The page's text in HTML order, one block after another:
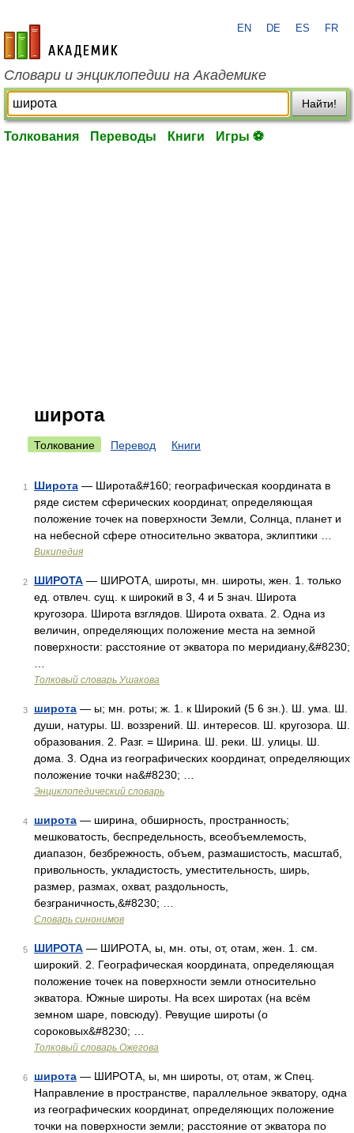
academic.ru
EN DE ES FR
Словари и энциклопедии на Академике
Найти!
Толкования Переводы Книги Игры ⚽
широта
Толкование Перевод Книги
1 Широта — Широта&#160; географическая координата в
ряде систем сферических координат, определяющая
положение точек на поверхности Земли, Солнца, планет и
на небесной сфере относительно экватора, эклиптики …
Википедия
2 ШИРОТА — ШИРОТА, широты, мн. широты, жен. 1. только
ед. отвлеч. сущ. к широкий в 3, 4 и 5 знач. Широта
кругозора. Широта взглядов. Широта охвата. 2. Одна из
величин, определяющих положение места на земной
поверхности: расстояние от экватора по меридиану,&#8230;
Толковый словарь Ушакова
3 широта — ы; мн. роты; ж. 1. к Широкий (5 6 зн.). Ш. ума. Ш.
души, натуры. Ш. воззрений. Ш. интересов. Ш. кругозора. Ш.
образования. 2. Разг. = Ширина. Ш. реки. Ш. улицы. Ш.
дома. 3. Одна из географических координат, определяющих
положение точки на&#8230; …
Энциклопедический словарь
4 широта — ширина, обширность, пространность;
мешковатость, беспредельность, всеобъемлемость,
диапазон, безбрежность, объем, размашистость, масштаб,
привольность, укладистость, уместительность, ширь,
размер, размах, охват, раздольность,
безграничность,&#8230; …
Словарь синонимов
5 ШИРОТА — ШИРОТА, ы, мн. оты, от, отам, жен. 1. см.
широкий. 2. Географическая координата, определяющая
положение точек на поверхности земли относительно
экватора. Южные широты. На всех широтах (на всём
земном шаре, повсюду). Ревущие широты (о
сороковых&#8230; …
Толковый словарь Ожегова
6 широта — ШИРОТА, ы, мн широты, от, отам, ж Спец.
Направление в пространстве, параллельное экватору, одна
из географических координат, определяющих положение
точки на поверхности земли; расстояние от экватора по